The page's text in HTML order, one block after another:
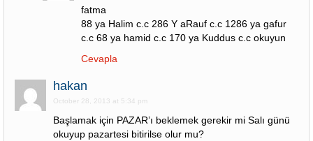
fatma
88 ya Halim c.c 286 Y aRauf c.c 1286 ya gafur
c.c 68 ya hamid c.c 170 ya Kuddus c.c okuyun
Cevapla
hakan
October 28, 2013 at 5:34 pm
Başlamak için PAZAR’ı beklemek gerekir mi Salı günü
okuyup pazartesi bitirilse olur mu?